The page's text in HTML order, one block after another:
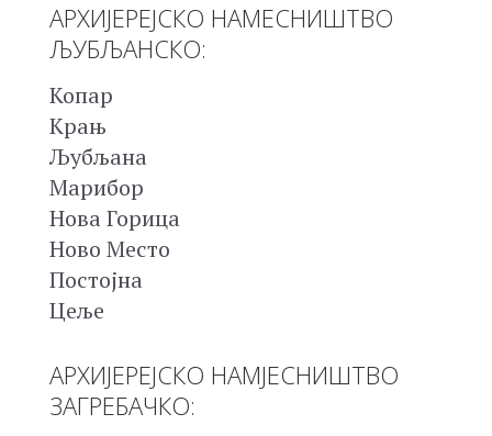
АРХИЈЕРЕЈСКО НАМЕСНИШТВО
ЉУБЉАНСКО:
Копар
Крањ
Љубљана
Марибор
Нова Горица
Ново Место
Постојна
Цеље
АРХИЈЕРЕЈСКО НАМЈЕСНИШТВО
ЗАГРЕБАЧКО: